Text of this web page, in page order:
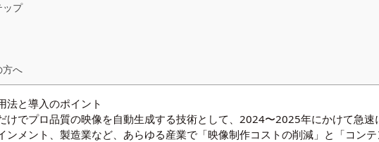
ップ
方へ
法と導入のポイント
でプロ品質の映像を自動生成する技術として、2024〜2025年にかけて急速
ンメント、製造業など、あらゆる産業で「映像制作コストの削減」と「コン